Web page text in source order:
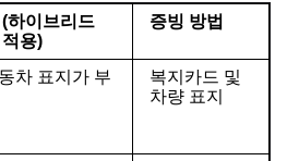
하이브리드
용)
증빙 방법
차 표지가 부
복지카드 및
차량 표지